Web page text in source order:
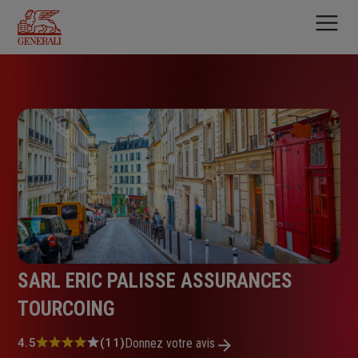
contenu
principal
SARL ERIC PALISSE ASSURANCES
TOURCOING
Note
4.5 (11)Donnez votre avis